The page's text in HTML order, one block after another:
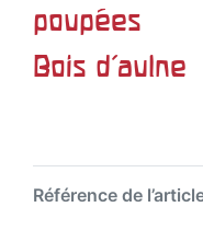
poupées
Bois d'aulne
Référence de